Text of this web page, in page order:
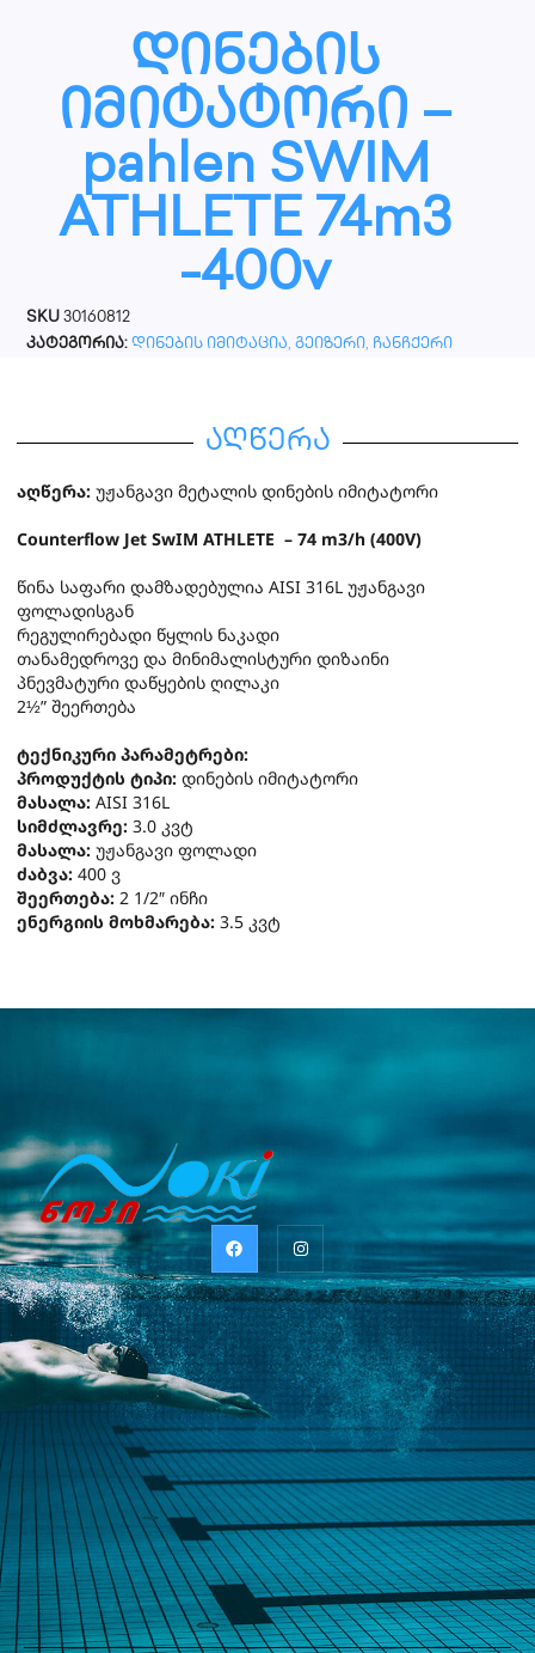
დინების
იმიტატორი –
pahlen SWIM
ATHLETE 74m3
-400v
SKU30160812
კატეგორია: დინების იმიტაცია, გეიზერი, ჩანჩქერი
აღწერა
აღწერა: უჟანგავი მეტალის დინების იმიტატორი
Counterflow Jet SwIM ATHLETE – 74 m3/h (400V)
წინა საფარი დამზადებულია AISI 316L უჟანგავი
ფოლადისგან
რეგულირებადი წყლის ნაკადი
თანამედროვე და მინიმალისტური დიზაინი
პნევმატური დაწყების ღილაკი
2½” შეერთება
ტექნიკური პარამეტრები:
პროდუქტის ტიპი: დინების იმიტატორი
მასალა: AISI 316L
სიმძლავრე: 3.0 კვტ
მასალა: უჟანგავი ფოლადი
ძაბვა: 400 ვ
შეერთება: 2 1/2″ ინჩი
ენერგიის მოხმარება: 3.5 კვტ